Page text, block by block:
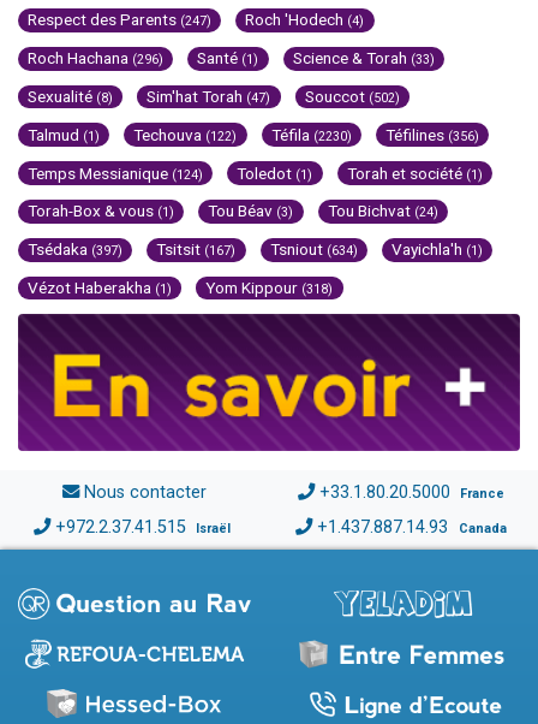
Respect des Parents (247) Roch 'Hodech (4)
Roch Hachana (296) Santé (1) Science & Torah (33)
Sexualité (8) Sim'hat Torah (47) Souccot (502)
Talmud (1) Techouva (122) Téfila (2230) Téfilines (356)
Temps Messianique (124) Toledot (1) Torah et société (1)
Torah-Box & vous (1) Tou Béav (3) Tou Bichvat (24)
Tsédaka (397) Tsitsit (167) Tsniout (634) Vayichla'h (1)
Vézot Haberakha (1) Yom Kippour (318)
Nous contacter +33.1.80.20.5000 France
+972.2.37.41.515 Israël +1.437.887.14.93 Canada